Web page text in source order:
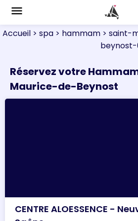
menu
Accueil > spa > hammam > saint-
beynost-
Réservez votre
Maurice-de-Beynost
CENTRE ALOESSENCE -